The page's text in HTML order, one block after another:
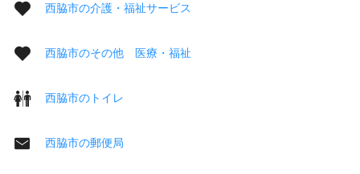
西脇市の介護・福祉サービス
西脇市のその他 医療・福祉
西脇市のトイレ
西脇市の郵便局